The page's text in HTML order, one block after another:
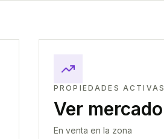
PROPIEDADES ACTIVAS
Ver mercado
En venta en la zona